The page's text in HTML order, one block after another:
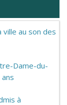
ville au son des
Dame-du-
à